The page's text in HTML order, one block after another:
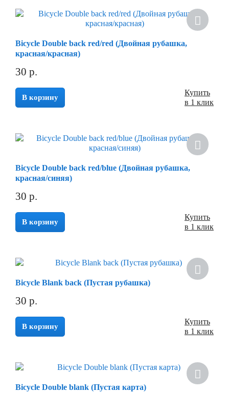
Bicycle Double back red/red (Двойная рубашка,
красная/красная)
30 р.
В корзину
Купить
в 1 клик
Bicycle Double back red/blue (Двойная рубашка,
красная/синяя)
30 р.
В корзину
Купить
в 1 клик
Bicycle Blank back (Пустая рубашка)
30 р.
В корзину
Купить
в 1 клик
Bicycle Double blank (Пустая карта)